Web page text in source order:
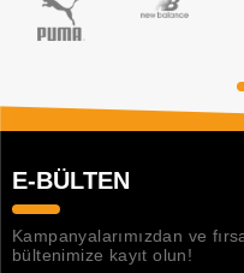
E-BÜLTEN
Kampanyalarımızdan ve
bültenimize kayıt olun!